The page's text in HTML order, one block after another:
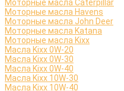
Моторные масла Caterpillar
Моторные масла Havens
Моторные масла John Deer
Моторные масла Katana
Моторные масла Kixx
Масла Kixx 0W-20
Масла Kixx 0W-30
Масла Kixx 0W-40
Масла Kixx 10W-30
Масла Kixx 10W-40